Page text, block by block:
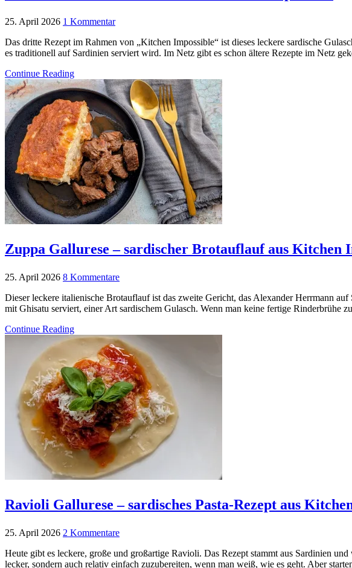
25. April 2026 1 Kommentar
Das dritte Rezept im Rahmen von „Kitchen Impossible“ ist dieses leckere sardische
es traditionell auf Sardinien serviert wird. Im Netz gibt es schon ältere Rezepte im Netz
Continue Reading
Zuppa Gallurese – sardischer Brotauflauf aus Kitchen
25. April 2026 8 Kommentare
Dieser leckere italienische Brotauflauf ist das zweite Gericht, das Alexander Herrmann
mit Ghisatu serviert, einer Art sardischem Gulasch. Wenn man keine fertige
Continue Reading
Ravioli Gallurese – sardisches Pasta-Rezept aus
25. April 2026 2 Kommentare
Heute gibt es leckere, große und großartige Ravioli. Das Rezept stammt aus Sardinien
lecker, sondern auch relativ einfach zuzubereiten, wenn man weiß, wie es geht. Aber